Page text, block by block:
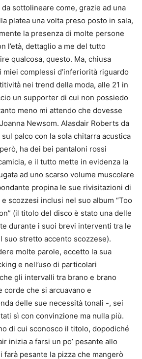
sottolineare come, grazie ad una
platea una volta preso posto in sala,
la presenza di molte persone
l’età, dettaglio a me del tutto
qualcosa, questo. Ma, chiusa
miei complessi d’inferiorità riguardo
nei trend della moda, alle 21 in
un supporter di cui non possiedo
meno mi attendo che dovesse
Newsom. Alasdair Roberts da
palco con la sola chitarra acustica
ha dei bei pantaloni rossi
e il tutto mette in evidenza la
ad uno scarso volume muscolare
propina le sue rivisitazioni di
scozzesi inclusi nel suo album “Too
(il titolo del disco è stato una delle
durante i suoi brevi interventi tra le
suo stretto accento scozzese).
molte parole, eccetto la sua
e nell’uso di particolari
gli intervalli tra brano e brano
corde che si arcuavano e
delle sue necessità tonali -, sei
sì con convinzione ma nulla più.
di cui sconosco il titolo, dopodiché
inizia a farsi un po’ pesante allo
farà pesante la pizza che mangerò